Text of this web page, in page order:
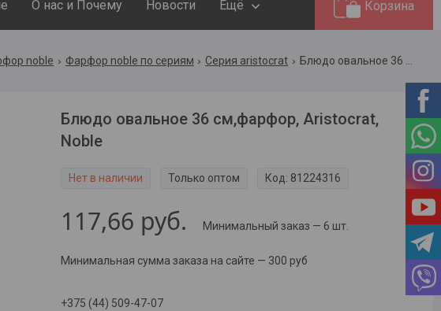
О нас и Почему Новости Ещё Корзина
noble Фарфор noble по сериям Серия aristocrat Блюдо овальное 36 см,фарфор, aristocrat, noble
Блюдо овальное 36 см,фарфор, Aristocrat,
Noble
Нет в наличии Только оптом Код: 81224316
117,66 руб. Минимальный заказ — 6 шт.
Минимальная сумма заказа на сайте — 300 руб
+375 (44) 509-47-07